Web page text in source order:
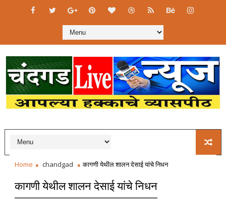
Home chandgad कागणी येथील शालन देसाई यांचे निधन
कागणी येथील शालन देसाई यांचे निधन